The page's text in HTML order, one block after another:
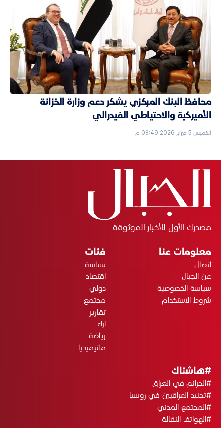
محافظ البنك المركزي يشكر دعم وزارة الخزانة
الأميركية والاحتياطي الفيدرالي
الخميس 5 فبراير 2026 08:49 م
مصدرك الأول للأخبار الموثوقة
معلومات عنا
اتصال
عن الجبال
سياسة الخصوصية
شروط الاستخدام
فئات
سياسة
اقتصاد
دولي
مجتمع
تقارير
آراء
رياضة
ملتيميديا
#هاشتاك
#الجرائم في العراق
#تجنيد العراقيين في روسيا
#المجتمع المدني
#الهواتف النقالة